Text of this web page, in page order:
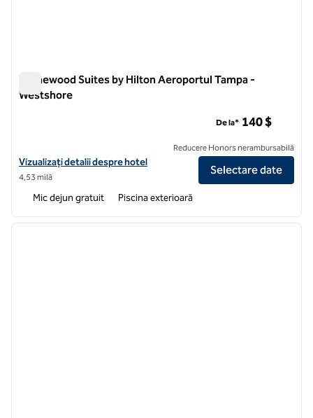
Homewood Suites by Hilton Aeroportul Tampa -
Westshore
Vizualizați detaliile hotelului pentru Homewood Suites by Hilton
Vizualizați detalii despre hotel
4,53 milă
De la* 140 $
Reducere Honors nerambursabilă
Selectare date
Mic dejun gratuit Piscina exterioară
1 din 12